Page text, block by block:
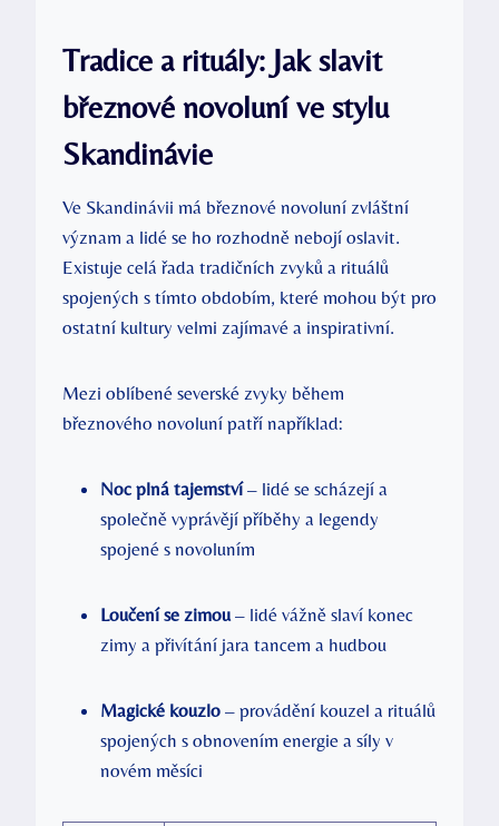
Tradice a rituály: Jak slavit
březnové novoluní ve stylu
Skandinávie
Ve Skandinávii má březnové novoluní zvláštní
význam a lidé se ho rozhodně nebojí oslavit.
Existuje celá řada tradičních zvyků a rituálů
spojených s tímto obdobím, které mohou být pro
ostatní kultury velmi zajímavé a inspirativní.
Mezi oblíbené severské zvyky během
březnového novoluní patří například:
Noc plná tajemství– lidé se scházejí a
společně vyprávějí příběhy a legendy
spojené s novoluním
Loučení se zimou – lidé vážně slaví konec
zimy a přivítání jara tancem a hudbou
Magické kouzlo – provádění kouzel a rituálů
spojených s obnovením energie a síly v
novém měsíci